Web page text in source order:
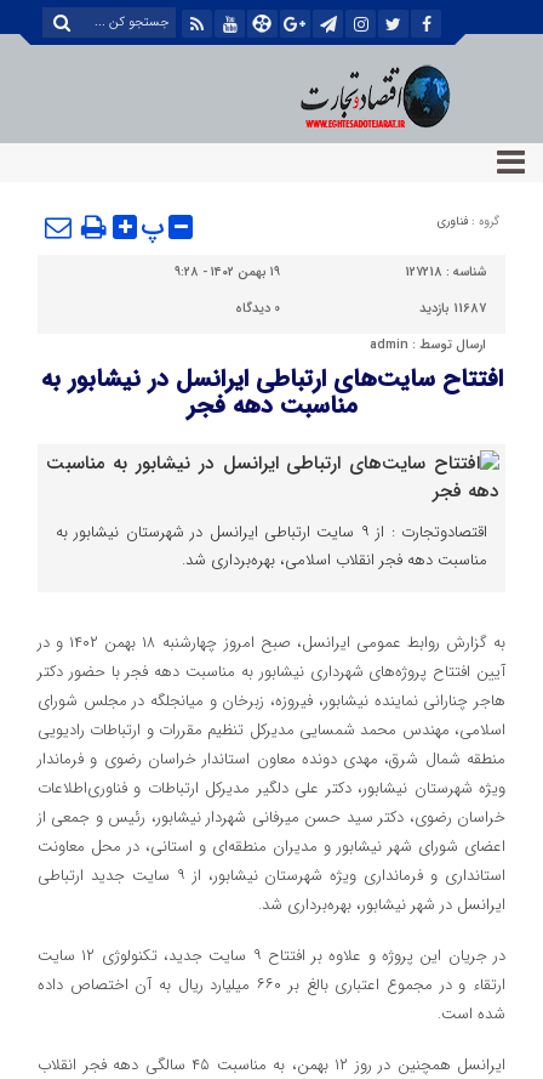
گروه : فناوری پ
شناسه : 127218
۱۹ بهمن ۱۴۰۲ - ۹:۲۸
11687 بازدید
0 دیدگاه
ارسال توسط : admin
افتتاح سایت‌های ارتباطی ایرانسل در نیشابور به
مناسبت دهه فجر
اقتصادوتجارت : از ۹ سایت ارتباطی ایرانسل در شهرستان نیشابور به
مناسبت دهه فجر انقلاب اسلامی، بهره‌برداری شد.
به گزارش روابط عمومی ایرانسل، صبح امروز چهارشنبه ۱۸ بهمن ۱۴۰۲ و در
آیین افتتاح پروژه‌های شهرداری نیشابور به مناسبت دهه فجر با حضور دکتر
هاجر چنارانی نماینده نیشابور، فیروزه، زبرخان و میانجلگه در مجلس شورای
اسلامی، مهندس محمد شمسایی مدیرکل تنظیم مقررات و ارتباطات رادیویی
منطقه شمال شرق، مهدی دونده معاون استاندار خراسان رضوی و فرماندار
ویژه شهرستان نیشابور، دکتر علی دلگیر مدیرکل ارتباطات و فناوری‌اطلاعات
خراسان رضوی، دکتر سید حسن میرفانی شهردار نیشابور، رئیس و جمعی از
اعضای شورای شهر نیشابور و مدیران منطقه‌ای و استانی، در محل معاونت
استانداری و فرمانداری ویژه شهرستان نیشابور، از ۹ سایت جدید ارتباطی
ایرانسل در شهر نیشابور، بهره‌برداری شد.
در جریان این پروژه و علاوه بر افتتاح ۹ سایت جدید، تکنولوژی ۱۲ سایت
ارتقاء و در مجموع اعتباری بالغ بر ۶۶۰ میلیارد ریال به آن اختصاص داده
شده است.
ایرانسل همچنین در روز ۱۲ بهمن، به مناسبت ۴۵ سالگی دهه فجر انقلاب